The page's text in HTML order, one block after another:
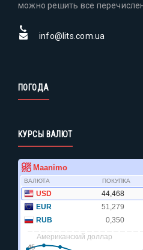
можно решить все
info@lits.com.ua
ПОГОДА
КУРСЫ ВАЛЮТ